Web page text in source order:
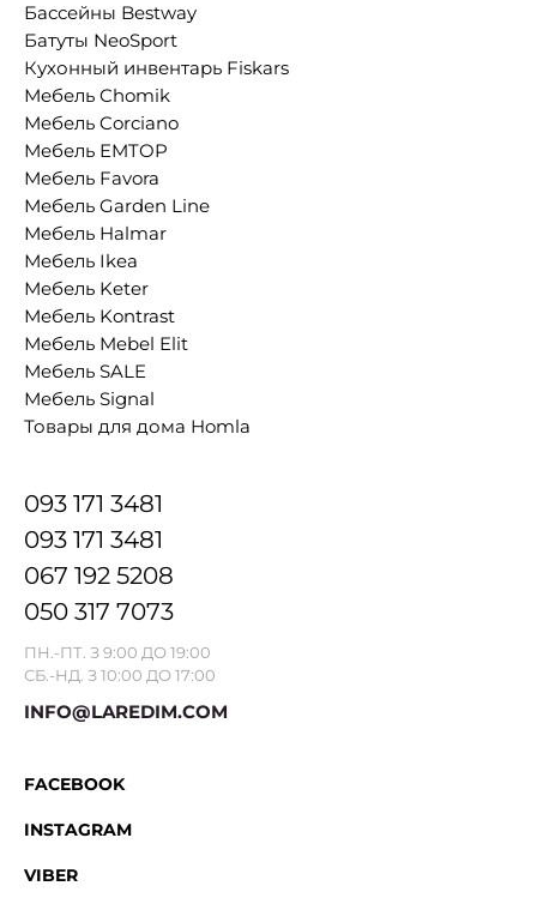
Бассейны Bestway
Батуты NeoSport
Кухонный инвентарь Fiskars
Мебель Chomik
Мебель Corciano
Мебель EMTOP
Мебель Favora
Мебель Garden Line
Мебель Halmar
Мебель Ikea
Мебель Keter
Мебель Kontrast
Мебель Mebel Elit
Мебель SALE
Мебель Signal
Товары для дома Homla
093 171 3481
093 171 3481
067 192 5208
050 317 7073
ПН.-ПТ. З 9:00 ДО 19:00
СБ.-НД. З 10:00 ДО 17:00
INFO@LAREDIM.COM
FACEBOOK
INSTAGRAM
VIBER